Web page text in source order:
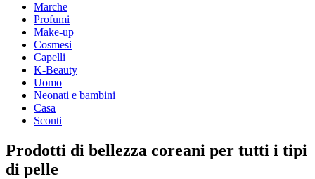
Marche
Profumi
Make-up
Cosmesi
Capelli
K-Beauty
Uomo
Neonati e bambini
Casa
Sconti
Prodotti di bellezza coreani per tutti i tipi
di pelle